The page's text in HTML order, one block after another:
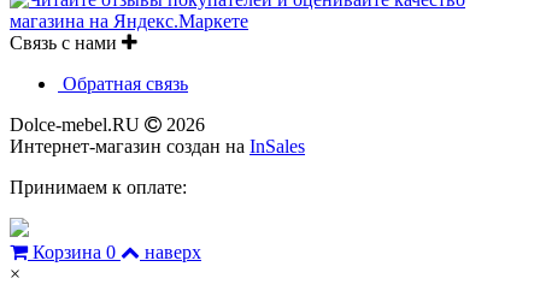
Связь с нами
Обратная связь
Dolce-mebel.RU
2026
Интернет-магазин создан на InSales
Принимаем к оплате:
Корзина 0
наверх
×